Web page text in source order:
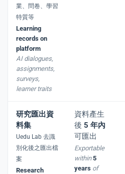
業、問卷、學習
特質等
Learning
records on
platform
AI dialogues,
assignments,
surveys,
learner traits
研究匯出資
料集
Uedu Lab 去識
別化後之匯出檔
案
Research
資料產生
後 5 年內
可匯出
Exportable
within5
years of